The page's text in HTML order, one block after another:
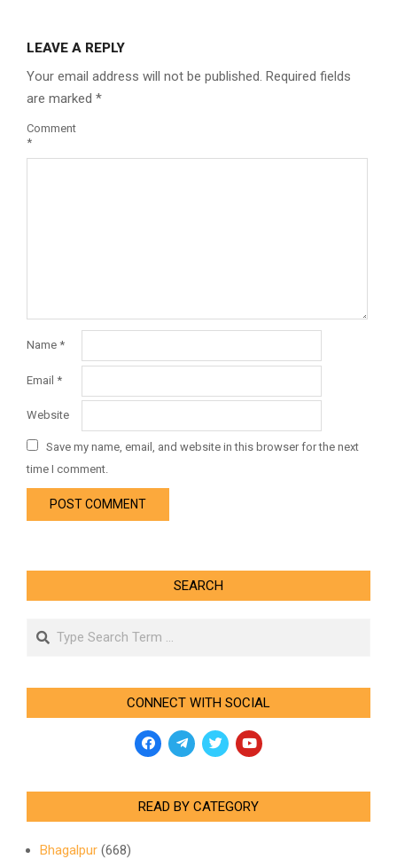
LEAVE A REPLY
Your email address will not be published. Required fields
are marked *
Comment
*
Name *
Email *
Website
Save my name, email, and website in this browser for the next
time I comment.
SEARCH
Search
CONNECT WITH SOCIAL
READ BY CATEGORY
Bhagalpur (668)